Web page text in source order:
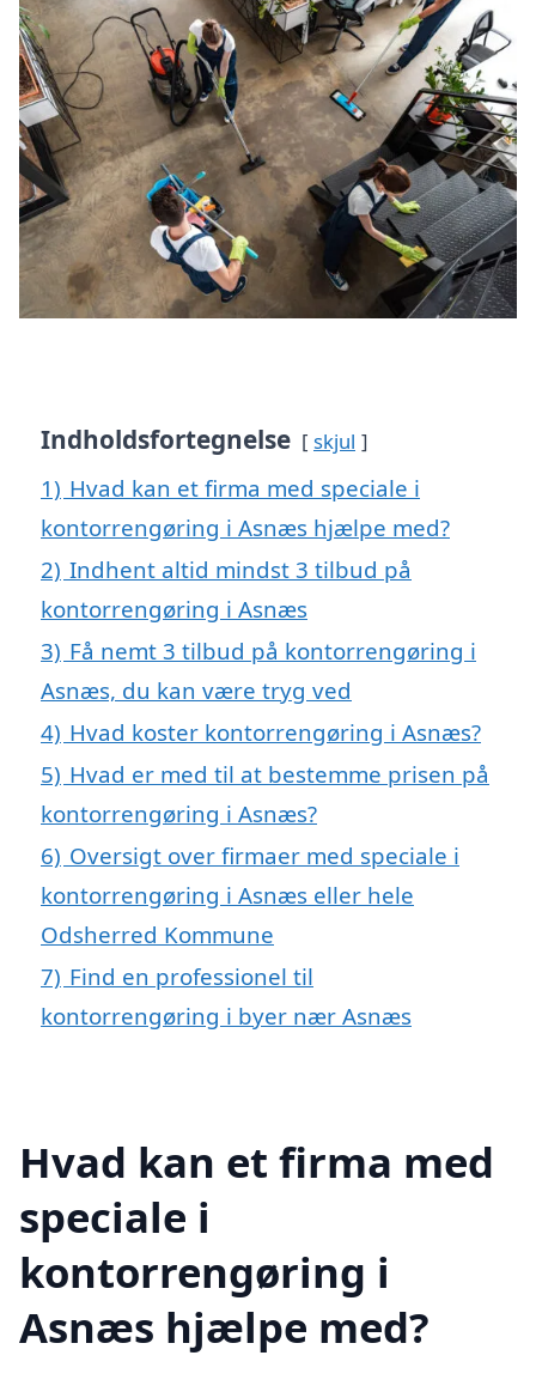
Indholdsfortegnelse skjul
1) Hvad kan et firma med speciale i
kontorrengøring i Asnæs hjælpe med?
2) Indhent altid mindst 3 tilbud på
kontorrengøring i Asnæs
3) Få nemt 3 tilbud på kontorrengøring i
Asnæs, du kan være tryg ved
4) Hvad koster kontorrengøring i Asnæs?
5) Hvad er med til at bestemme prisen på
kontorrengøring i Asnæs?
6) Oversigt over firmaer med speciale i
kontorrengøring i Asnæs eller hele
Odsherred Kommune
7) Find en professionel til
kontorrengøring i byer nær Asnæs
Hvad kan et firma med
speciale i
kontorrengøring i
Asnæs hjælpe med?